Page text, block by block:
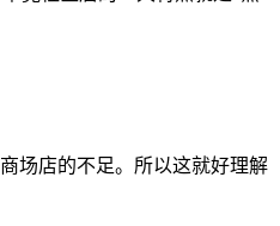
场店的不足。所以这就好理解